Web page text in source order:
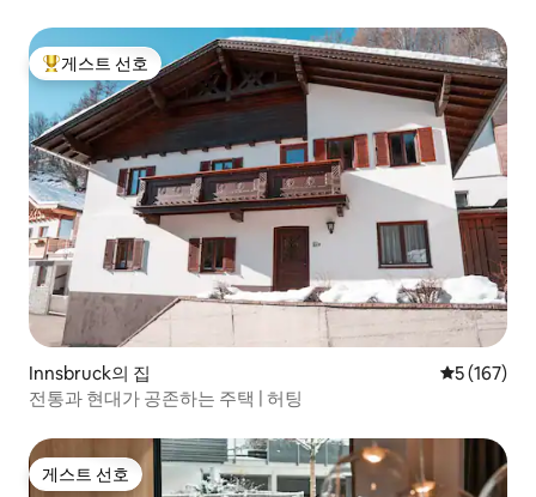
상위 게스트 선호
게스트 선호
Innsbruck의 집 평점 5점(5
5 (167)
전통과 현대가 공존하는 주택 | 허팅
게스트 선호
게스트 선호